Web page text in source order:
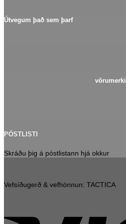
Útvegum það sem þarf
vörumerki
PÓSTLISTI
Skráðu þig á póstlistann hjá okkur
Vefsíðugerð & vefhönnun: TACTICA